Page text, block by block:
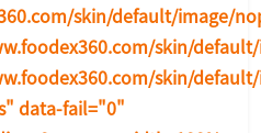
skin/default/image/
skin/
skin/
data-fail="0"